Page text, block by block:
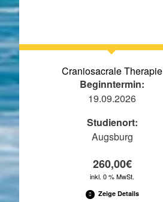
Craniosacrale Therapie
Beginntermin:
19.09.2026
Studienort:
Augsburg
260,00€
inkl. 0 % MwSt.
Zeige Details